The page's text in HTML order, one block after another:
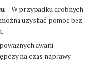
– W przypadku drobnych
uzyskać pomoc bez
awarii
na czas naprawy.